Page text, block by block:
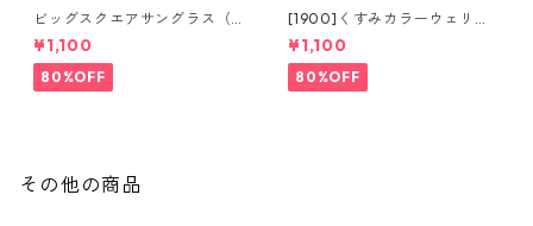
ビッグスクエアサングラス（2
colors）**SinSin*
¥1,100
80%OFF
[1900]くすみカラーウェリン
トンサングラス（2colors）**
SinSin*
¥1,100
80%OFF
その他の商品